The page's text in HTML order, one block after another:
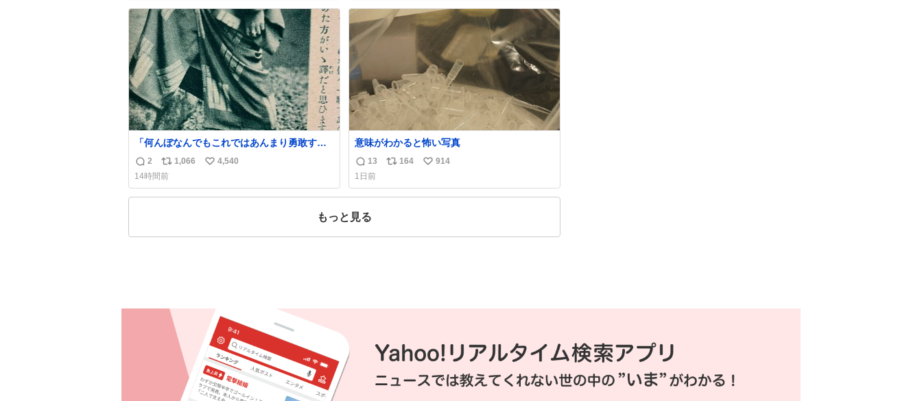
数
ス
ト
数
ね
数
した。
数
ス
ト
数
ね
数
「何んぼなんでもこれではあんまり勇敢すぎ
ます。」 女性の立ち振る舞い指南コーナー
で、大股を「下品」や「はしたない」という
言葉を使わず「勇敢すぎます」と洒落っ気た
っぷりにたしなめる当時の言葉選びよ 勇敢す
返
信
数
2
リ
ポ
ス
1,066
い
ね
4,540
14時間前
意味がわかると怖い写真
返
信
数
13
リ
ス
164
い
ね
914
1日前
もっと見る